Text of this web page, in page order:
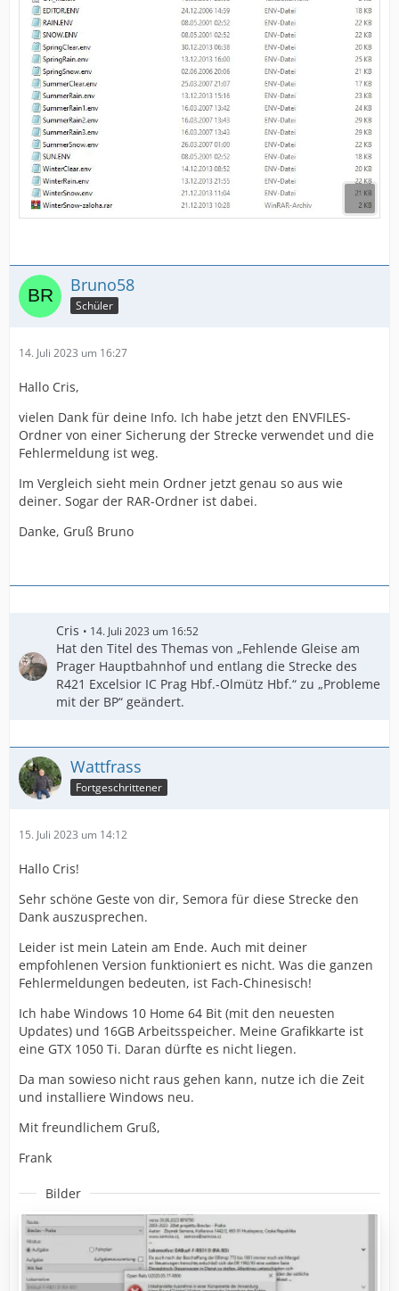
Bruno58
Schüler
14. Juli 2023 um 16:27
Hallo Cris,
vielen Dank für deine Info. Ich habe jetzt den ENVFILES-
Ordner von einer Sicherung der Strecke verwendet und die
Fehlermeldung ist weg.
Im Vergleich sieht mein Ordner jetzt genau so aus wie
deiner. Sogar der RAR-Ordner ist dabei.
Danke, Gruß Bruno
Cris 14. Juli 2023 um 16:52
Hat den Titel des Themas von „Fehlende Gleise am
Prager Hauptbahnhof und entlang die Strecke des
R421 Excelsior IC Prag Hbf.-Olmütz Hbf.“ zu „Probleme
mit der BP“ geändert.
Wattfrass
Fortgeschrittener
15. Juli 2023 um 14:12
Hallo Cris!
Sehr schöne Geste von dir, Semora für diese Strecke den
Dank auszusprechen.
Leider ist mein Latein am Ende. Auch mit deiner
empfohlenen Version funktioniert es nicht. Was die ganzen
Fehlermeldungen bedeuten, ist Fach-Chinesisch!
Ich habe Windows 10 Home 64 Bit (mit den neuesten
Updates) und 16GB Arbeitsspeicher. Meine Grafikkarte ist
eine GTX 1050 Ti. Daran dürfte es nicht liegen.
Da man sowieso nicht raus gehen kann, nutze ich die Zeit
und installiere Windows neu.
Mit freundlichem Gruß,
Frank
Bilder